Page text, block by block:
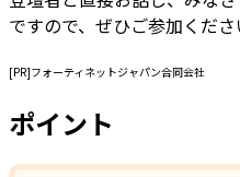
ですので、ぜひご参加くださ
[PR]フォーティネットジャパン合同会社
ポイント